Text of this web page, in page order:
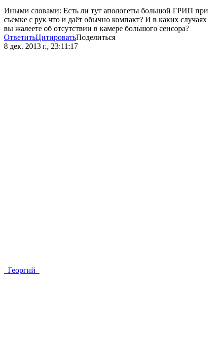
Иными словами: Есть ли тут апологеты большой ГРИП при
съемке с рук что и даёт обычно компакт? И в каких случаях
вы жалеете об отсутствии в камере большого сенсора?
ОтветитьЦитироватьПоделиться
8 дек. 2013 г., 23:11:17
_Георгий_